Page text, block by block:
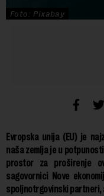
Foto: Pixabay
Evropska unija (EU) je
naša zemlja je u
prostor za proširenje
sagovornici Nove
spoljnotrgovinski partneri,